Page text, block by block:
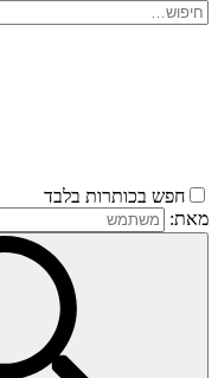
חפש בכותרות בלבד
מאת: